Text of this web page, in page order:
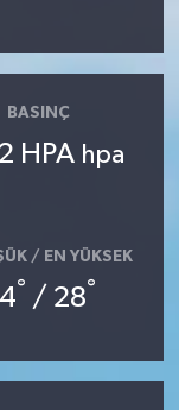
BASINÇ
HPA hpa
/ EN YÜKSEK
° / 28°